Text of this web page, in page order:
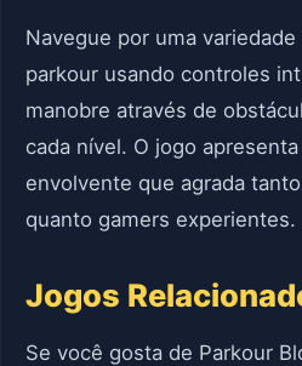
Navegue por uma
parkour usando controles
manobre através de
cada nível. O jogo
envolvente que agrada
quanto gamers experientes.
Jogos
Se você gosta de Parkour